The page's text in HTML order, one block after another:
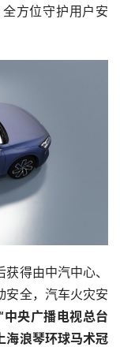
方位守护用户安
得由中汽中心、
安全，汽车火灾安
中央广播电视总台
海浪琴环球马术冠